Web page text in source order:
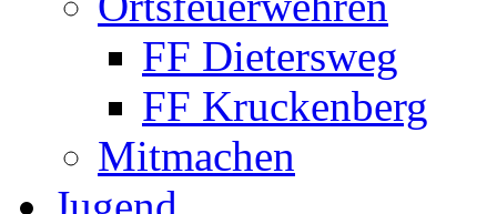
FF Dietersweg
FF Kruckenberg
Mitmachen